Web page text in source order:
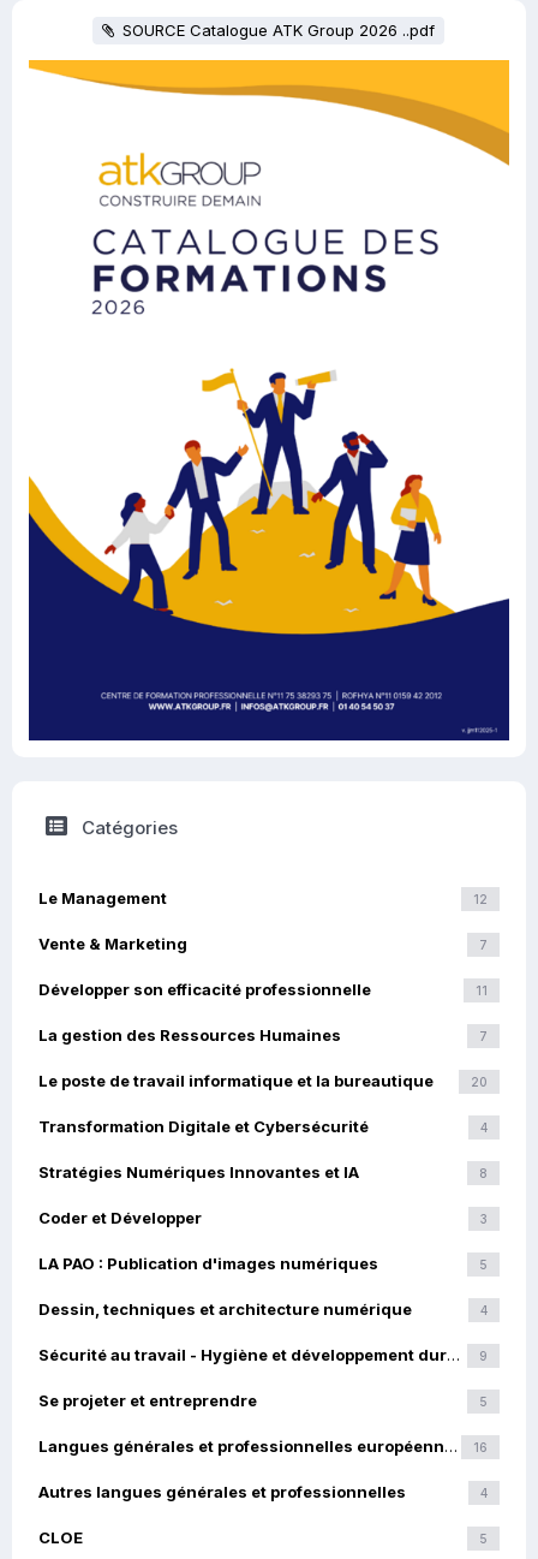
SOURCE Catalogue ATK Group 2026 ..pdf
Catégories
12
Le Management
7
Vente & Marketing
11
Développer son efficacité professionnelle
7
La gestion des Ressources Humaines
20
Le poste de travail informatique et la bureautique
4
Transformation Digitale et Cybersécurité
8
Stratégies Numériques Innovantes et IA
3
Coder et Développer
5
LA PAO : Publication d'images numériques
4
Dessin, techniques et architecture numérique
9
Sécurité au travail - Hygiène et développement durable
5
Se projeter et entreprendre
16
Langues générales et professionnelles européennes
4
Autres langues générales et professionnelles
5
CLOE